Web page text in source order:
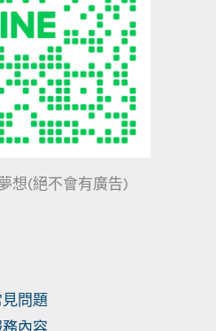
想(絕不會有廣告)
見問題